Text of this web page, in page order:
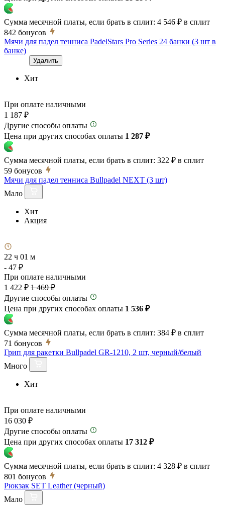
Сумма месячной платы, если брать в сплит: 4 546 ₽ в сплит
842 бонусов
Мячи для падел тенниса PadelStars Pro Series 24 банки (3 шт в
банке)
Удалить
Хит
При оплате наличными
1 187 ₽
Другие способы оплаты
Цена при других способах оплаты 1 287 ₽
Сумма месячной платы, если брать в сплит: 322 ₽ в сплит
59 бонусов
Мячи для падел тенниса Bullpadel NEXT (3 шт)
Мало
Хит
Акция
22 ч 01 м
- 47 ₽
При оплате наличными
1 422 ₽ 1 469 ₽
Другие способы оплаты
Цена при других способах оплаты 1 536 ₽
Сумма месячной платы, если брать в сплит: 384 ₽ в сплит
71 бонусов
Грип для ракетки Bullpadel GR-1210, 2 шт, черный/белый
Много
Хит
При оплате наличными
16 030 ₽
Другие способы оплаты
Цена при других способах оплаты 17 312 ₽
Сумма месячной платы, если брать в сплит: 4 328 ₽ в сплит
801 бонусов
Рюкзак SET Leather (черный)
Мало